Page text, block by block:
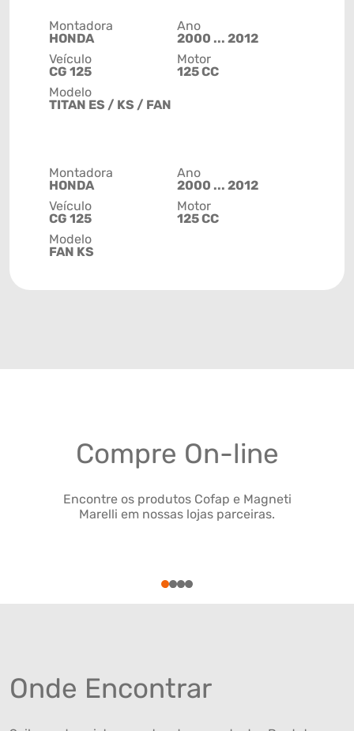
Montadora
HONDA
Veículo
CG 125
Modelo
TITAN ES / KS / FAN
Ano
2000 ... 2012
Motor
125 CC
Montadora
HONDA
Veículo
CG 125
Modelo
FAN KS
Ano
2000 ... 2012
Motor
125 CC
Compre On-line
Encontre os produtos Cofap e Magneti
Marelli em nossas lojas parceiras.
1234
Onde Encontrar